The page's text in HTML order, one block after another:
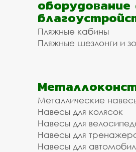
оборудование
Пляжные кабины
Пляжные шезлонги и
Металлические
Навесы для колясок
Навесы для
Навесы для
Навесы для